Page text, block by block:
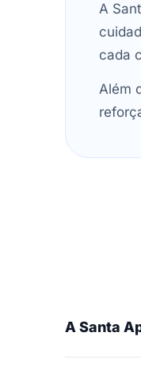
A
cada
Além
A Santa